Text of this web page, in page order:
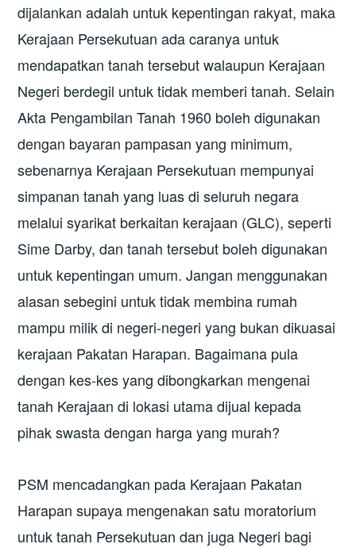
dijalankan adalah untuk kepentingan rakyat, maka
Kerajaan Persekutuan ada caranya untuk
mendapatkan tanah tersebut walaupun Kerajaan
Negeri berdegil untuk tidak memberi tanah. Selain
Akta Pengambilan Tanah 1960 boleh digunakan
dengan bayaran pampasan yang minimum,
sebenarnya Kerajaan Persekutuan mempunyai
simpanan tanah yang luas di seluruh negara
melalui syarikat berkaitan kerajaan (GLC), seperti
Sime Darby, dan tanah tersebut boleh digunakan
untuk kepentingan umum. Jangan menggunakan
alasan sebegini untuk tidak membina rumah
mampu milik di negeri-negeri yang bukan dikuasai
kerajaan Pakatan Harapan. Bagaimana pula
dengan kes-kes yang dibongkarkan mengenai
tanah Kerajaan di lokasi utama dijual kepada
pihak swasta dengan harga yang murah?
PSM mencadangkan pada Kerajaan Pakatan
Harapan supaya mengenakan satu moratorium
untuk tanah Persekutuan dan juga Negeri bagi